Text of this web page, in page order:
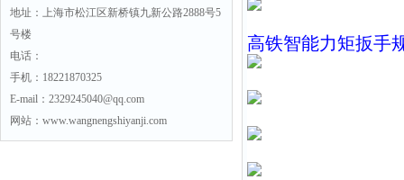
地址：上海市松江区新桥镇九新公路2888号5
号楼
电话：
手机：18221870325
E-mail：2329245040@qq.com
网站：www.wangnengshiyanji.com
高铁智能力矩扳手